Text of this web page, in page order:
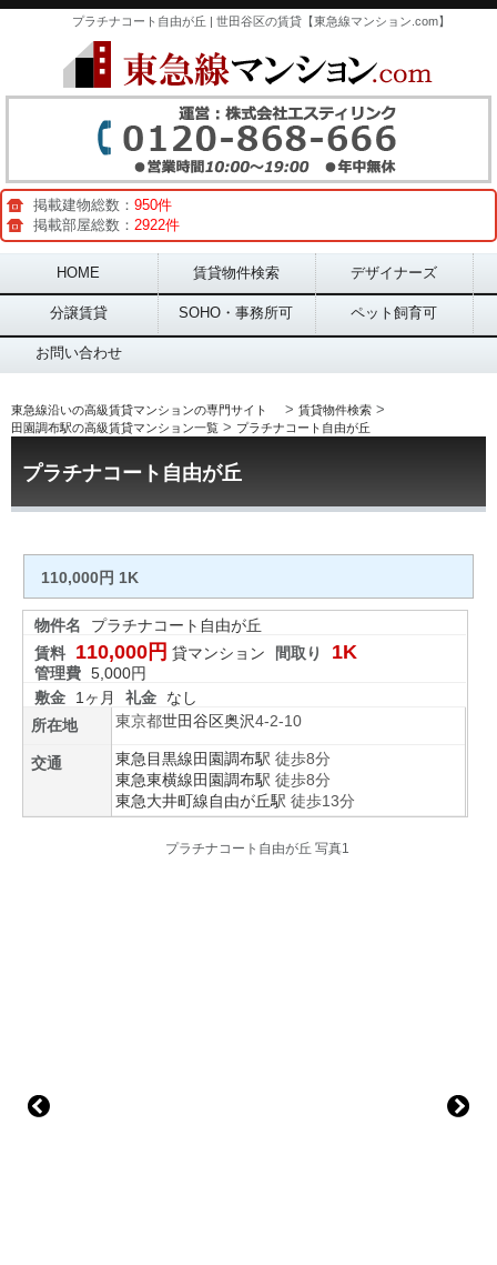
プラチナコート自由が丘 | 世田谷区の賃貸【東急線マンション.com】
掲載建物総数： 950件
掲載部屋総数： 2922件
Main menu
HOME 賃貸物件検索 デザイナーズ
分譲賃貸 SOHO・事務所可 ペット飼育可
お問い合わせ
東急線沿いの高級賃貸マンションの専門サイト > 賃貸物件検索 >
田園調布駅の高級賃貸マンション一覧 > プラチナコート自由が丘
プラチナコート自由が丘
110,000円 1K
物件名
プラチナコート自由が丘
賃料
110,000円 貸マンション 間取り 1K
管理費 5,000円
敷金
1ヶ月 礼金
なし
所在地
東京都世田谷区奥沢4-2-10
交通 東急目黒線田園調布駅 徒歩8分
東急東横線田園調布駅 徒歩8分
東急大井町線自由が丘駅 徒歩13分